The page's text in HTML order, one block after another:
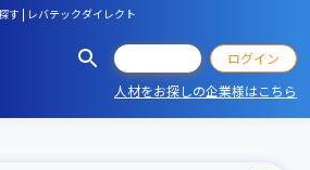
す | レバテックダイレクト
ログイン
人材をお探しの企業様はこちら